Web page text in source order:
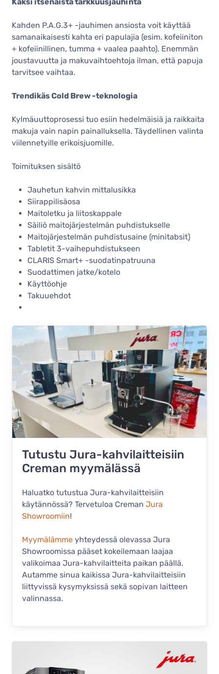
Kahden P.A.G.3+ -jauhimen ansiosta voit käyttää
samanaikaisesti kahta eri papulajia (esim. kofeiiniton
+ kofeiinillinen, tumma + vaalea paahto). Enemmän
joustavuutta ja makuvaihtoehtoja ilman, että papuja
tarvitsee vaihtaa.
Trendikäs Cold Brew -teknologia
Kylmäuuttoprosessi tuo esiin hedelmäisiä ja raikkaita
makuja vain napin painalluksella. Täydellinen valinta
viilennetyille erikoisjuomille.
Toimituksen sisältö
Jauhetun kahvin mittalusikka
Siirappilisäosa
Maitoletku ja liitoskappale
Säiliö maitojärjestelmän puhdistukselle
Maitojärjestelmän puhdistusaine (minitabsit)
Tabletit 3-vaihepuhdistukseen
CLARIS Smart+ -suodatinpatruuna
Suodattimen jatke/kotelo
Käyttöohje
Takuuehdot
Tutustu Jura-kahvilaitteisiin
Creman myymälässä
Haluatko tutustua Jura-kahvilaitteisiin
käytännössä? Tervetuloa Creman Jura
Showroomiin!
Myymälämme yhteydessä olevassa Jura
Showroomissa pääset kokeilemaan laajaa
valikoimaa Jura-kahvilaitteita paikan päällä.
Autamme sinua kaikissa Jura-kahvilaitteisiin
liittyvissä kysymyksissä sekä sopivan laitteen
valinnassa.